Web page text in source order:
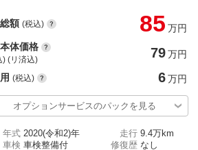
額 (税込) 85 万円
体価格
) (リ済込) 79万円
(税込) 6万円
オプションサービスのパックを見る
年式 2020(令和2)年 走行 9.4万km
車検 車検整備付 修復歴 なし